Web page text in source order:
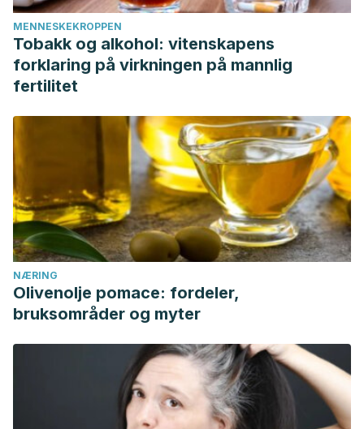
MENNESKEKROPPEN
Tobakk og alkohol: vitenskapens
forklaring på virkningen på mannlig
fertilitet
NÆRING
Olivenolje pomace: fordeler,
bruksområder og myter